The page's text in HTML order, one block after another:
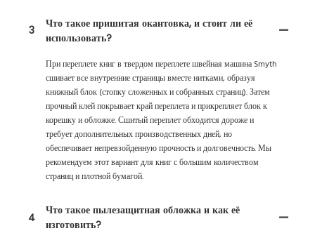
3
Что такое пришитая окантовка, и стоит ли её
использовать?
При переплете книг в твердом переплете швейная машина Smyth
сшивает все внутренние страницы вместе нитками, образуя
книжный блок (стопку сложенных и собранных страниц). Затем
прочный клей покрывает край переплета и прикрепляет блок к
корешку и обложке. Сшитый переплет обходится дороже и
требует дополнительных производственных дней, но
обеспечивает непревзойденную прочность и долговечность. Мы
рекомендуем этот вариант для книг с большим количеством
страниц и плотной бумагой.
4
Что такое пылезащитная обложка и как её
изготовить?